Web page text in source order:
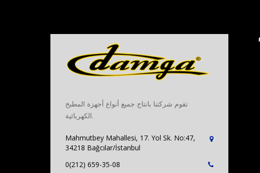
تقوم شركتنا بانتاج جميع أنواع أجهزة المطبخ
الكهربائية.
Mahmutbey Mahallesi, 17. Yol Sk. No:47,
34218 Bağcılar/İstanbul
0(212) 659-35-08